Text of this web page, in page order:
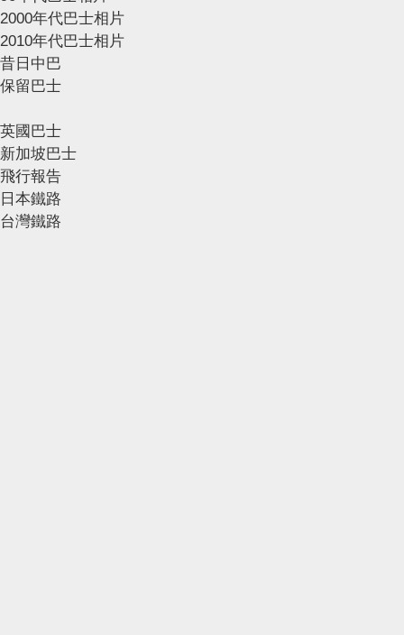
2000年代巴士相片
2010年代巴士相片
昔日中巴
保留巴士
英國巴士
新加坡巴士
飛行報告
日本鐵路
台灣鐵路